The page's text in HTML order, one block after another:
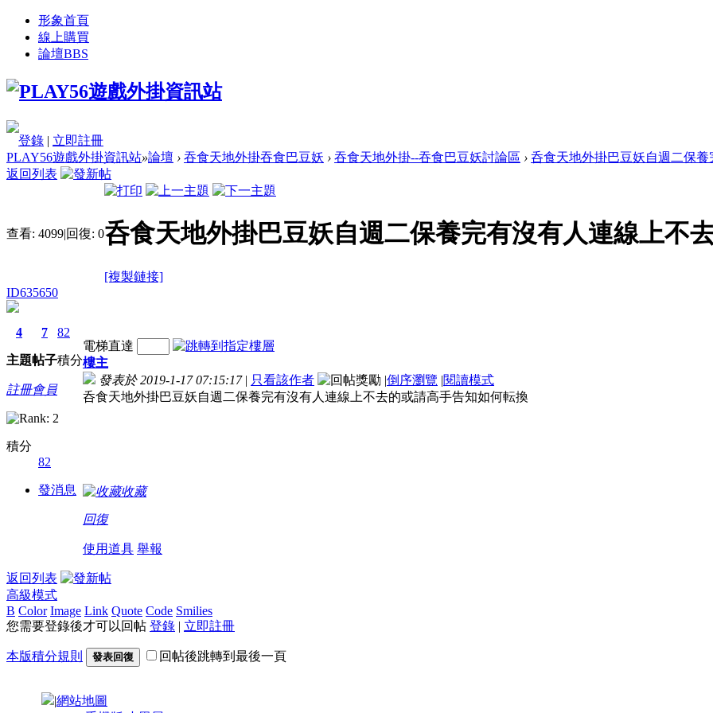
形象首頁
線上購買
論壇BBS
登錄 | 立即註冊
PLAY56遊戲外掛資訊站»論壇 › 吞食天地外掛吞食巴豆妖 › 吞食天地外掛--吞食巴豆妖討論區 › 呑食天地外掛巴豆妖自週二保
返回列表
查看: 4099|回復: 0呑食天地外掛巴豆妖自週二保養完有沒有人連線上不
[複製鏈接]
ID635650
4
主題
7
帖子
82
積分
註冊會員
積分
82
發消息
電梯直達
樓主
發表於 2019-1-17 07:15:17 | 只看該作者 |倒序瀏覽 |閱讀模式
呑食天地外掛巴豆妖自週二保養完有沒有人連線上不去的或請高手告知如何転換
收藏
回復
使用道具 舉報
返回列表
高級模式
B Color Image Link Quote Code Smilies
您需要登錄後才可以回帖 登錄 | 立即註冊
本版積分規則 發表回復 回帖後跳轉到最後一頁
|網站地圖